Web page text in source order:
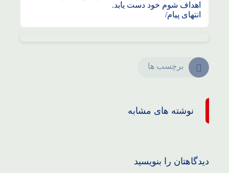
اهداف شوم خود دست یابد.
انتهای پیام/
برچسب ها
نوشته های مشابه
دیدگاهتان را بنویسید